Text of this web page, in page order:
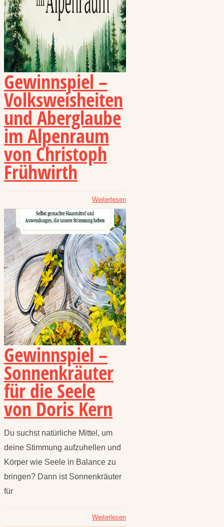
Gewinnspiel –
Volksweisheiten
und Aberglaube
im Alpenraum
von Christoph
Frühwirth
Weiterlesen
Gewinnspiel –
Sonnenkräuter
für die Seele
von Doris Kern
Du suchst natürliche Mittel, um
deine Stimmung aufzuhellen und
Körper wie Seele in Balance zu
bringen? Dann ist Sonnenkräuter
für
Weiterlesen